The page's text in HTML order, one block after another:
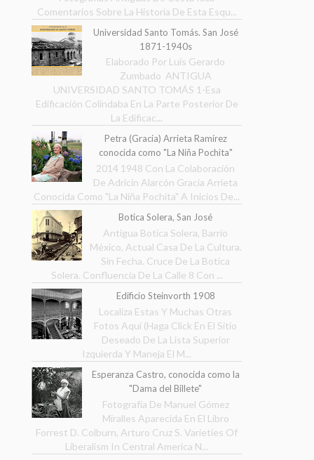
Comentarios Sobre La Historia De Esta Esqu...
Universidad Santo Tomás. San José
1871-1940s
Elaborado Por Luis Gerardo
Zumbado ANTIGUA
UNIVERSIDAD SANTO TOMÁS 1-Esa
Edificación Colindaba En La Parte Posterior De
La Edificac...
Petra (Gracia) Arrieta Ramírez
conocida como "La Niña Pochita"
2014 1948 Con La Colaboración
De Adricin Alarcón Gracia Arrieta
Conocida Como "La Niña Pochita" A Inicios De...
Botica Solera, San José
Antigua Botica Solera, Barrio
México, Actual Casa De La Cultura.
Sin Fecha. Cruce De La Botica
Solera. Confluencia De La Calle 8 Con ...
Edificio Steinvorth 1908
Localiza Estas Y Muchas Otras
Fotos Aquí (Haga Click En El Sitio
Deseado De La Lista Superior
Izquierda Y Maneja El M...
Esperanza Castro, conocida como la
"Dama del Billete"
Fotografía De Manuel Gómez
Miralles Aparecida En El Libro
Forrest D. Colburn, Arturo Cruz S. Varieties Of
Liberalism In Central America N...